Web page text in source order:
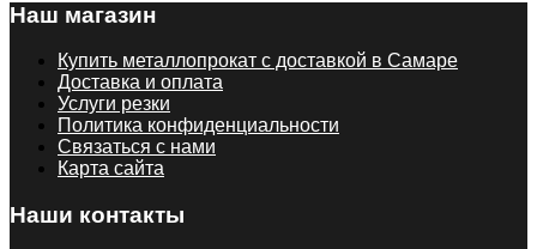
Наш магазин
Купить металлопрокат с доставкой в Самаре
Доставка и оплата
Услуги резки
Политика конфиденциальности
Связаться с нами
Карта сайта
Наши контакты